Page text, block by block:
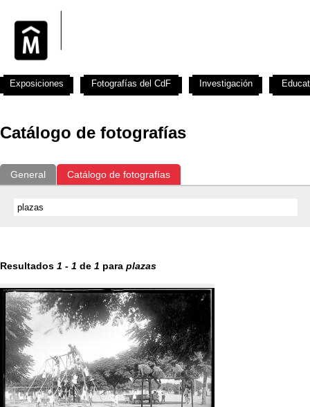
Catálogo de fotografías
General Catálogo de fotografías
Resultados 1 - 1 de 1 para plazas
Exposiciones Fotografías del CdF Investigación